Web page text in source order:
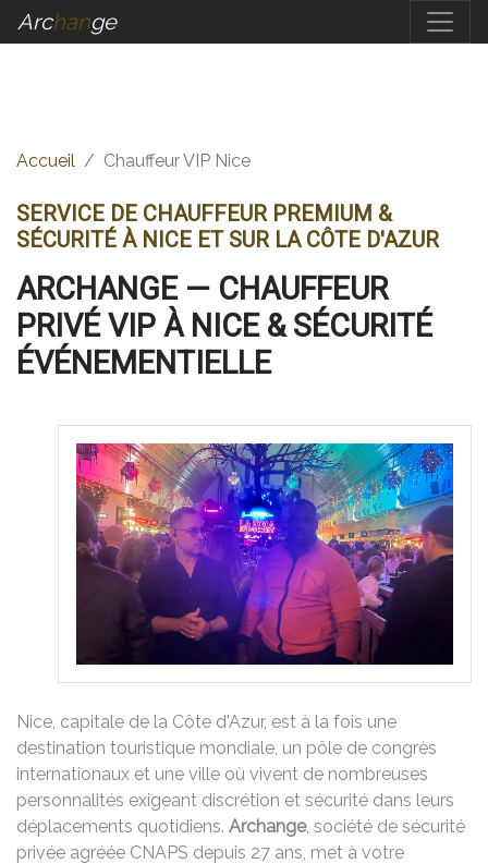
ArcHanGe
Accueil Chauffeur VIP Nice
SERVICE DE CHAUFFEUR PREMIUM &
SÉCURITÉ À NICE ET SUR LA CÔTE D'AZUR
ARCHANGE — CHAUFFEUR
PRIVÉ VIP À NICE & SÉCURITÉ
ÉVÉNEMENTIELLE
Nice, capitale de la Côte d'Azur, est à la fois une
destination touristique mondiale, un pôle de congrès
internationaux et une ville où vivent de nombreuses
personnalités exigeant discrétion et sécurité dans leurs
déplacements quotidiens. Archange, société de sécurité
privée agréée CNAPS depuis 27 ans, met à votre